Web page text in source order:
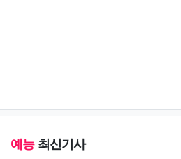
예능최신기사